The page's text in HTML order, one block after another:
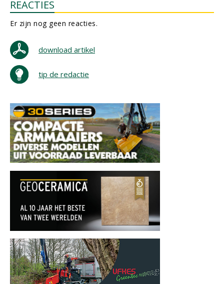
REACTIES
Er zijn nog geen reacties.
download artikel
tip de redactie